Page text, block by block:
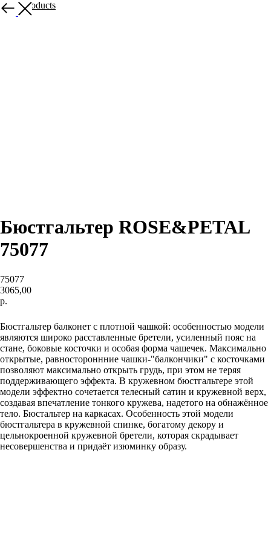
More products
Бюстгальтер ROSE&PETAL
75077
75077
3065,00
р.
Бюстгальтер балконет с плотной чашкой: особенностью модели
являются широко расставленные бретели, усиленный пояс на
стане, боковые косточки и особая форма чашечек. Максимально
открытые, равностороннние чашки-"балкончики" с косточками
позволяют максимально открыть грудь, при этом не теряя
поддерживающего эффекта. В кружевном бюстгальтере этой
модели эффектно сочетается телесный сатин и кружевной верх,
создавая впечатление тонкого кружева, надетого на обнажённое
тело. Бюстальтер на каркасах. Особенность этой модели
бюстгальтера в кружевной спинке, богатому декору и
цельнокроенной кружевной бретели, которая скрадывает
несовершенства и придаёт изюминку образу.